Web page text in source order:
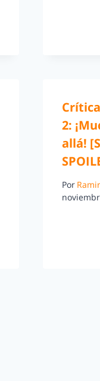
2:
allá!
Por